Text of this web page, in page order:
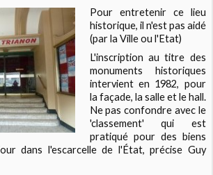
Pour entretenir ce lieu
historique, il n'est pas aidé
(par la Ville ou l'Etat)
L'inscription au titre des
monuments historiques
intervient en 1982, pour
la façade, la salle et le hall.
Ne pas confondre avec le
'classement' qui est
pratiqué pour des biens
dans l'escarcelle de l'État, précise Guy